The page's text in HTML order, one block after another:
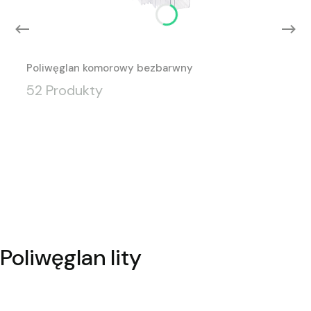
Poliwęglan komorowy bezbarwny
52 Produkty
Poliwęglan lity